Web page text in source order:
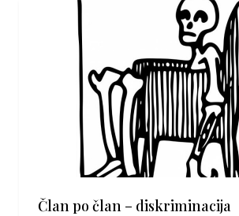
Član po član – diskriminacija